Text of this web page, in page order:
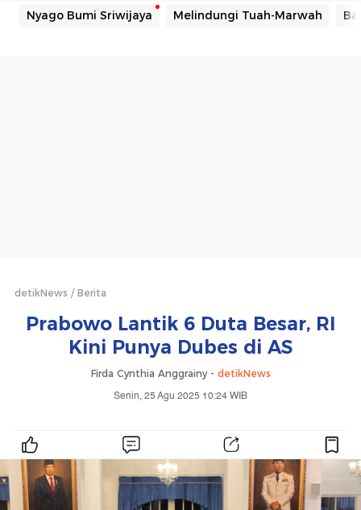
Nyago Bumi Sriwijaya Melindungi Tuah-Marwah
detikNews Berita
Prabowo Lantik 6 Duta Besar, RI
Kini Punya Dubes di AS
Firda Cynthia Anggrainy - detikNews
Senin, 25 Agu 2025 10:24 WIB